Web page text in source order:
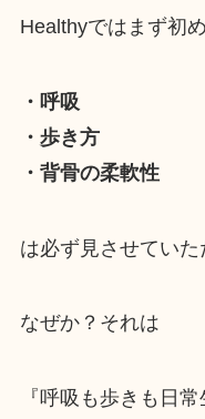
Healthyではまず初
・呼吸
・歩き方
・背骨の柔軟性
は必ず見させていた
なぜか？それは
『呼吸も歩きも日